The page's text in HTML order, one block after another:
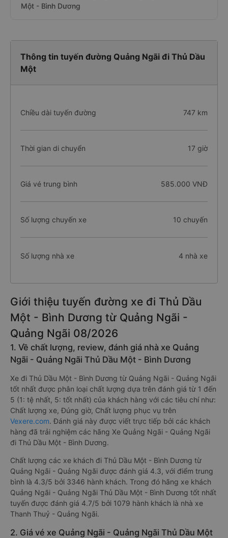
Một - Bình Dương
Thông tin tuyến đường Quảng Ngãi đi Thủ Dầu
Một
Chiều dài tuyến đường 747 km
Thời gian di chuyển 17 giờ
Giá vé trung bình 585.000 VNĐ
Số lượng chuyến xe 10 chuyến
Số lượng nhà xe 4 nhà xe
Giới thiệu tuyến đường xe đi Thủ Dầu
Một - Bình Dương từ Quảng Ngãi -
Quảng Ngãi 08/2026
1. Về chất lượng, review, đánh giá nhà xe Quảng
Ngãi - Quảng Ngãi Thủ Dầu Một - Bình Dương
Xe đi Thủ Dầu Một - Bình Dương từ Quảng Ngãi - Quảng Ngãi
tốt nhất được phân loại chất lượng dựa trên đánh giá từ 1 đến
5 (1: tệ nhất, 5: tốt nhất) của khách hàng với các tiêu chí như:
Chất lượng xe, Đúng giờ, Chất lượng phục vụ trên
Vexere.com. Đánh giá này được viết trực tiếp bởi các khách
hàng đã trải nghiệm các hãng Xe Quảng Ngãi - Quảng Ngãi
đi Thủ Dầu Một - Bình Dương.
Chất lượng các xe khách đi Thủ Dầu Một - Bình Dương từ
Quảng Ngãi - Quảng Ngãi được đánh giá 4.3, với điểm trung
bình là 4.3/5 bởi 3346 hành khách. Trong đó hãng xe khách
Quảng Ngãi - Quảng Ngãi Thủ Dầu Một - Bình Dương tốt nhất
tuyến được đánh giá 4.7/5 bởi 1079 hành khách là nhà xe
Thanh Thuỷ - Quảng Ngãi.
2. Giá vé xe Quảng Ngãi - Quảng Ngãi Thủ Dầu Một